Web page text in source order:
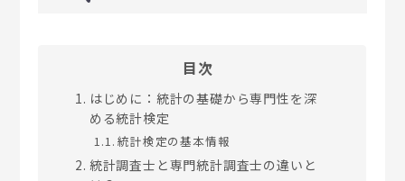
目次
はじめに：統計の基礎から専門性を深
める統計検定
統計検定の基本情報
統計調査士と専門統計調査士の違いと